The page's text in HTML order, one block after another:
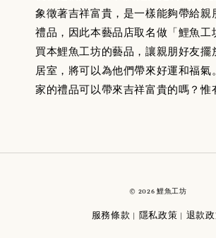
象徵著吉祥富貴，是一樣能夠帶給親
禮品，因此本藝品店取名做「鯉魚工
買本鯉魚工坊的藝品，讓親朋好友擺
居室，將可以為他們帶來好運和福氣
家的禮品可以帶來吉祥富貴的嗎？惟
© 2026 鯉魚工坊
服務條款 隱私政策 退款